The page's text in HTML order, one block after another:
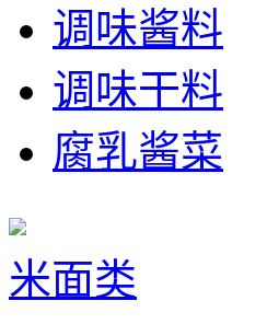
调味酱料
调味干料
腐乳酱菜
米面类